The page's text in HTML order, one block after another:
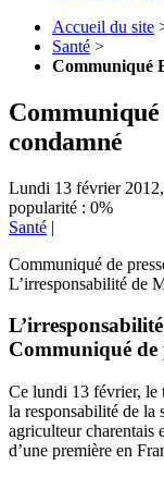
Accueil du site
Santé >
Communiqué
condamné
Lundi 13 février 2012,
popularité : 0%
Santé |
Communiqué de
L’irresponsabilité de
Communiqué de
Ce lundi 13 février, le
la responsabilité de la
agriculteur charentais
d’une première en